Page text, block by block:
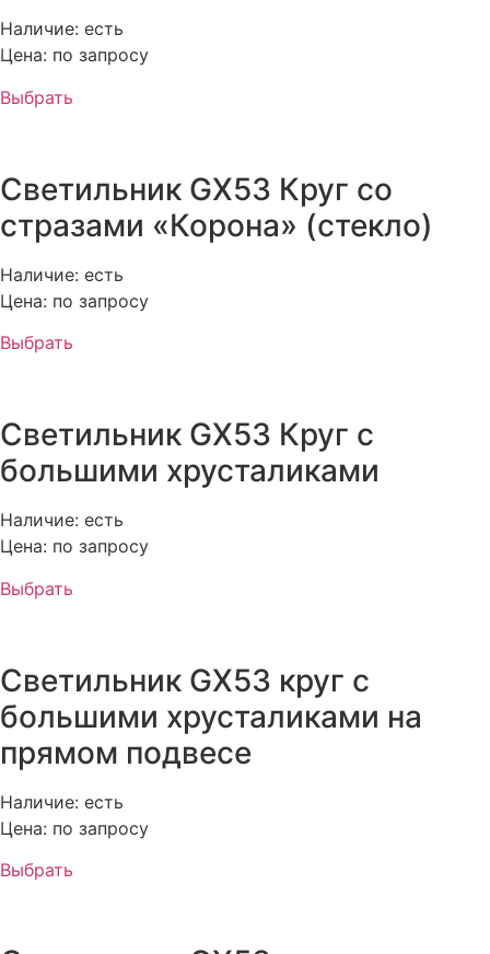
Наличие: есть
Цена: по запросу
Выбрать
Светильник GX53 Круг со
стразами «Корона» (стекло)
Наличие: есть
Цена: по запросу
Выбрать
Светильник GX53 Круг с
большими хрусталиками
Наличие: есть
Цена: по запросу
Выбрать
Светильник GX53 круг с
большими хрусталиками на
прямом подвесе
Наличие: есть
Цена: по запросу
Выбрать